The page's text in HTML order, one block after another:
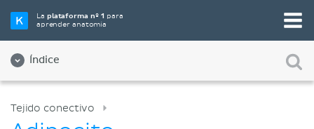
Laplataforma nº 1 para
aprender anatomía
Índice
Elige tu herramienta de estudio favorita
Videos
Tejido conectivo